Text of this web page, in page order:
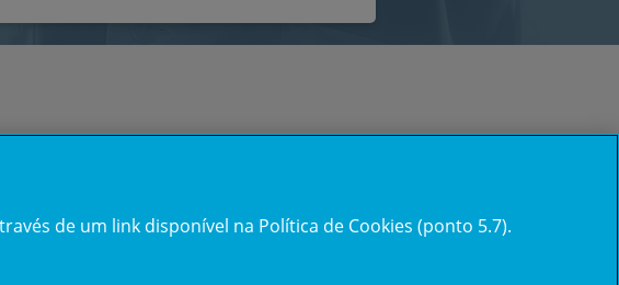
de um link disponível na Política de Cookies (ponto 5.7).